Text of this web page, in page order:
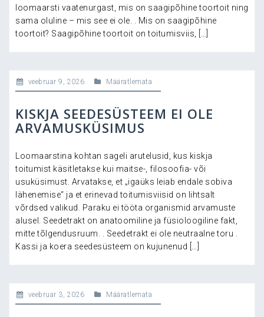
loomaarsti vaatenurgast, mis on saagipõhine toortoit ning
sama oluline – mis see ei ole. . Mis on saagipõhine
toortoit? Saagipõhine toortoit on toitumisviis, […]
veebruar 9, 2026 Määratlemata
KISKJA SEEDESÜSTEEM EI OLE
ARVAMUSKÜSIMUS
Loomaarstina kohtan sageli arutelusid, kus kiskja
toitumist käsitletakse kui maitse-, filosoofia- või
usuküsimust. Arvatakse, et „igaüks leiab endale sobiva
lähenemise“ ja et erinevad toitumisviisid on lihtsalt
võrdsed valikud. Paraku ei tööta organismid arvamuste
alusel. Seedetrakt on anatoomiline ja füsioloogiline fakt,
mitte tõlgendusruum. . Seedetrakt ei ole neutraalne toru .
Kassi ja koera seedesüsteem on kujunenud […]
veebruar 3, 2026 Määratlemata